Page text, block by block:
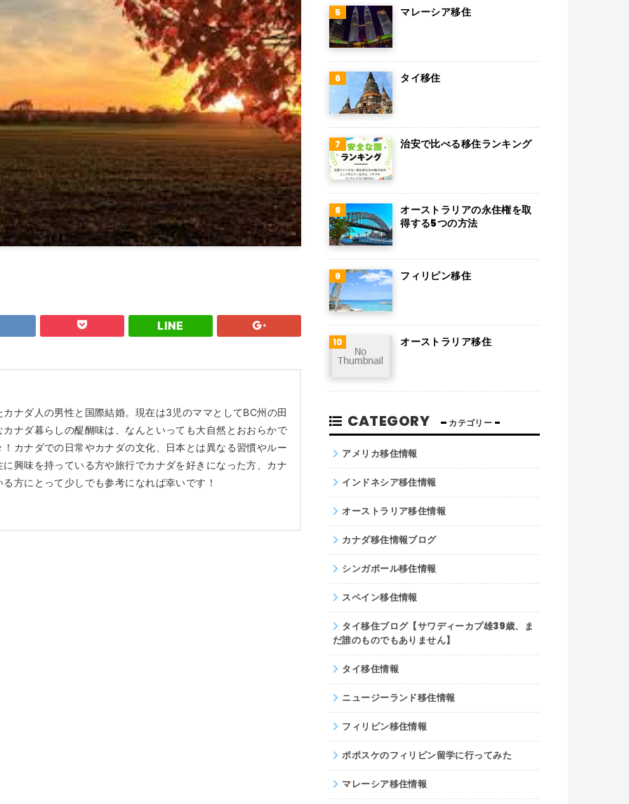
LINE
ナダ人の男性と国際結婚。現在は3児のママとしてBC州の田
ナダ暮らしの醍醐味は、なんといっても大自然とおおらかで
カナダでの日常やカナダの文化、日本とは異なる習慣やルー
興味を持っている方や旅行でカナダを好きになった方、カナ
方にとって少しでも参考になれば幸いです！
ロシア
アイルランド
フィンランド
チェコ
デンマーク
ポーランド
コロンビア
パキスタン
マレーシア移住
タイ移住
治安で比べる移住ランキング
オーストラリアの永住権を取
得する5つの方法
フィリピン移住
オーストラリア移住
CATEGORY カテゴリー
アメリカ移住情報
インドネシア移住情報
オーストラリア移住情報
カナダ移住情報ブログ
シンガポール移住情報
スペイン移住情報
タイ移住ブログ【サワディーカプ雄39歳、ま
だ誰のものでもありません】
タイ移住情報
ニュージーランド移住情報
フィリピン移住情報
ポポスケのフィリピン留学に行ってみた
マレーシア移住情報